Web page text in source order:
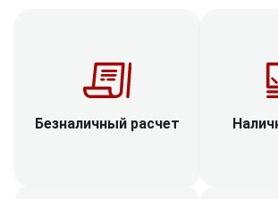
Безналичный расчет